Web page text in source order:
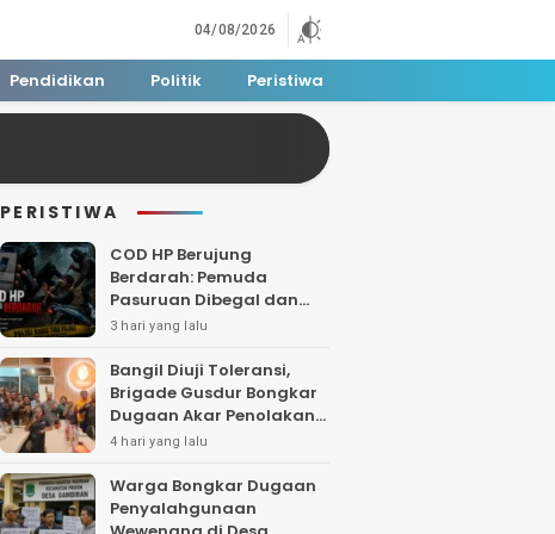
04/08/2026
Pendidikan Politik Peristiwa
PERISTIWA
COD HP Berujung
Berdarah: Pemuda
Pasuruan Dibegal dan
Dibacok di Tengah Hutan
3 hari yang lalu
Bangil Diuji Toleransi,
Brigade Gusdur Bongkar
Dugaan Akar Penolakan
Tempat Ibadah
4 hari yang lalu
Warga Bongkar Dugaan
Penyalahgunaan